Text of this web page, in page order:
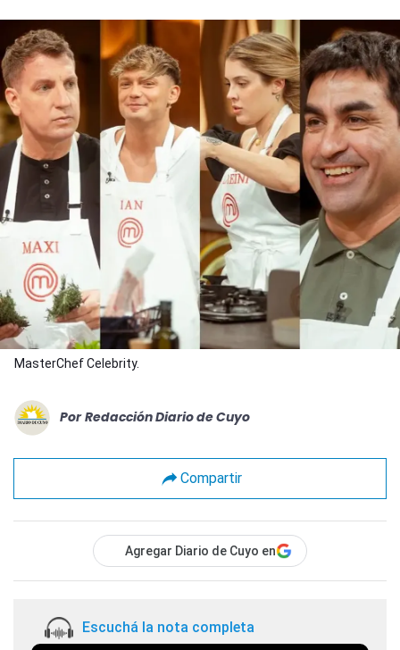
MasterChef Celebrity.
Por Redacción Diario de Cuyo
Compartir
Agregar Diario de Cuyo en
Escuchá la nota completa